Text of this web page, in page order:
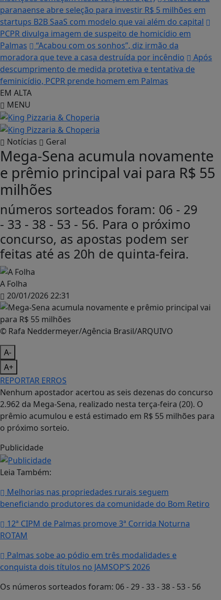
paranaense abre seleção para investir R$ 5 milhões em
startups B2B SaaS com modelo que vai além do capital
PCPR divulga imagem de suspeito de homicídio em
Palmas
“Acabou com os sonhos”, diz irmão da
moradora que teve a casa destruída por incêndio
Após
descumprimento de medida protetiva e tentativa de
feminicídio, PCPR prende homem em Palmas
EM ALTA
MENU
Notícias Geral
Mega-Sena acumula novamente
e prêmio principal vai para R$ 55
milhões
números sorteados foram: 06 - 29
- 33 - 38 - 53 - 56. Para o próximo
concurso, as apostas podem ser
feitas até as 20h de quinta-feira.
A Folha
20/01/2026 22:31
© Rafa Neddermeyer/Agência Brasil/ARQUIVO
A-
A+
REPORTAR ERROS
Nenhum apostador acertou as seis dezenas do concurso
2.962 da Mega-Sena, realizado nesta terça-feira (20). O
prêmio acumulou e está estimado em R$ 55 milhões para
o próximo sorteio.
Publicidade
Leia Também:
Melhorias nas propriedades rurais seguem
beneficiando produtores da comunidade do Bom Retiro
12ª CIPM de Palmas promove 3ª Corrida Noturna
ROTAM
Palmas sobe ao pódio em três modalidades e
conquista dois títulos no JAMSOP’S 2026
Os números sorteados foram: 06 - 29 - 33 - 38 - 53 - 56